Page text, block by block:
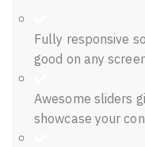
Fully responsive
good on any
Awesome sliders
showcase your